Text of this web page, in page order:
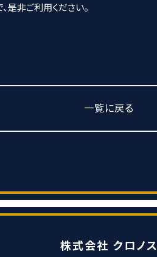
是非ご利用ください。
一覧に戻る
株式会社 クロノス